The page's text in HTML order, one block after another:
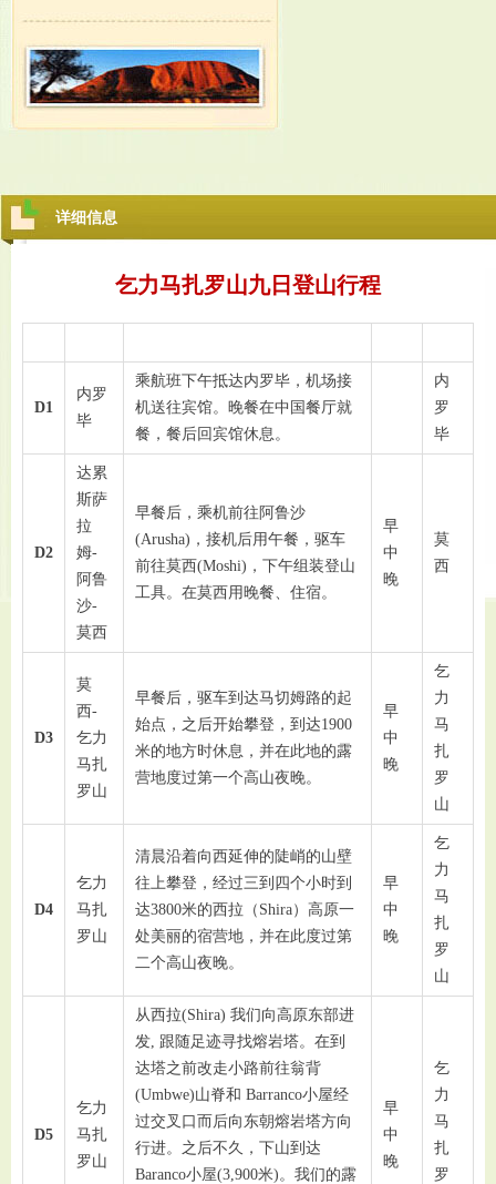
乞力马扎罗山九日登山行程
D1
内罗
毕
乘航班下午抵达内罗毕，机场接
机送往宾馆。晚餐在中国餐厅就
餐，餐后回宾馆休息。
内
罗
毕
D2
达累
斯萨
拉
姆-
阿鲁
沙-
莫西
早餐后，乘机前往阿鲁沙
(Arusha)，接机后用午餐，驱车
前往莫西(Moshi)，下午组装登山
工具。在莫西用晚餐、住宿。
早
中
晚
莫
西
D3
莫
西-
乞力
马扎
罗山
早餐后，驱车到达马切姆路的起
始点，之后开始攀登，到达1900
米的地方时休息，并在此地的露
营地度过第一个高山夜晚。
早
中
晚
乞
力
马
扎
罗
山
D4
乞力
马扎
罗山
清晨沿着向西延伸的陡峭的山壁
往上攀登，经过三到四个小时到
达3800米的西拉（Shira）高原一
处美丽的宿营地，并在此度过第
二个高山夜晚。
早
中
晚
乞
力
马
扎
罗
山
D5
乞力
马扎
罗山
从西拉(Shira) 我们向高原东部进
发, 跟随足迹寻找熔岩塔。在到
达塔之前改走小路前往翁背
(Umbwe)山脊和 Barranco小屋经
过交叉口而后向东朝熔岩塔方向
行进。之后不久，下山到达
Baranco小屋(3,900米)。我们的露
早
中
晚
乞
力
马
扎
罗
详细信息